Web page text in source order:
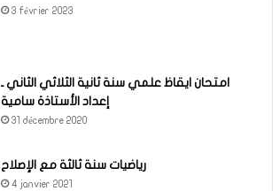
3 février 2023
امتحان ايقاظ علمي سنة ثانية الثلاثي الثاني ـ
إعداد الأستاذة سامية
31 décembre 2020
رياضيات سنة ثالثة مع الإصلاح
4 janvier 2021